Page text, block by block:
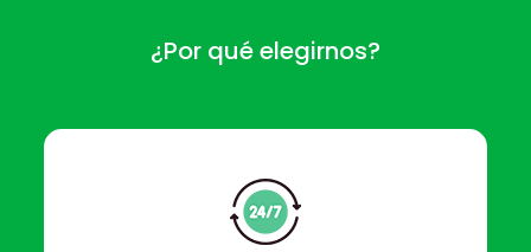
¿Por qué elegirnos?